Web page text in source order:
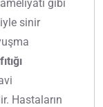
gibi
sinir
Hastaların